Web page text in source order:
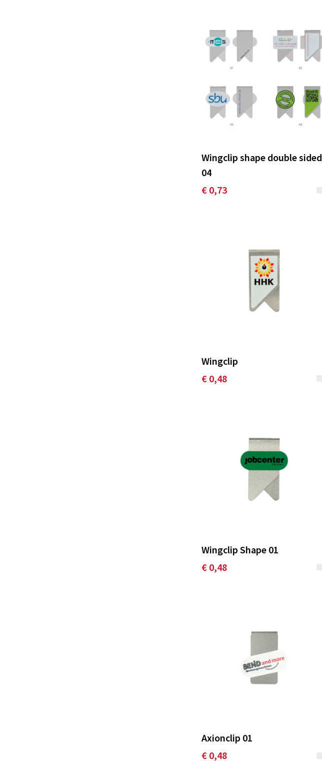
Wingclip shape double sided
04
€ 0,73
Wingclip
€ 0,48
Wingclip Shape 01
€ 0,48
Axionclip 01
€ 0,48